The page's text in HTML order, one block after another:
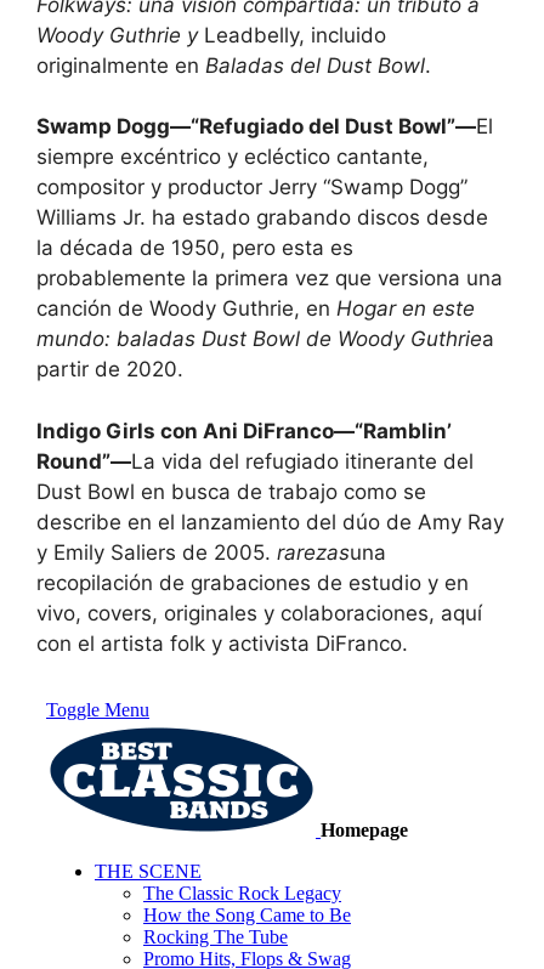
Woody Guthrie y Leadbelly, incluido
originalmente en Baladas del Dust Bowl.
Swamp Dogg—“Refugiado del Dust Bowl”—El
siempre excéntrico y ecléctico cantante,
compositor y productor Jerry “Swamp Dogg”
Williams Jr. ha estado grabando discos desde
la década de 1950, pero esta es
probablemente la primera vez que versiona una
canción de Woody Guthrie, en Hogar en este
mundo: baladas Dust Bowl de Woody Guthriea
partir de 2020.
Indigo Girls con Ani DiFranco—“Ramblin’
Round”—La vida del refugiado itinerante del
Dust Bowl en busca de trabajo como se
describe en el lanzamiento del dúo de Amy Ray
y Emily Saliers de 2005. rarezasuna
recopilación de grabaciones de estudio y en
vivo, covers, originales y colaboraciones, aquí
con el artista folk y activista DiFranco.